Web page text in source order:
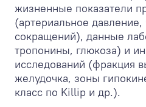
жизненные показатели
(артериальное
сокращений), данные
тропонины, глюкоза) и
исследований (фракция
желудочка, зоны
класс по Killip и др.).